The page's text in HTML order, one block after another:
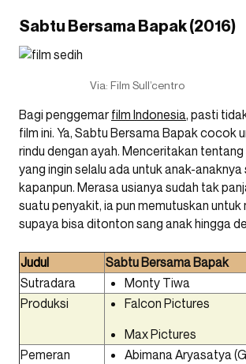
Sabtu Bersama Bapak (2016)
Via: Film Sull’centro
Bagi penggemar film Indonesia, pasti
film ini. Ya, Sabtu Bersama Bapak cocok
rindu dengan ayah. Menceritakan
yang ingin selalu ada untuk anak-anaknya
kapanpun. Merasa usianya sudah tak
suatu penyakit, ia pun memutuskan
supaya bisa ditonton sang anak hingga
Judul
Sabtu Bersama Bapak
Sutradara
Monty Tiwa
Produksi
Falcon Pictures
Max Pictures
Pemeran
Abimana Aryasatya